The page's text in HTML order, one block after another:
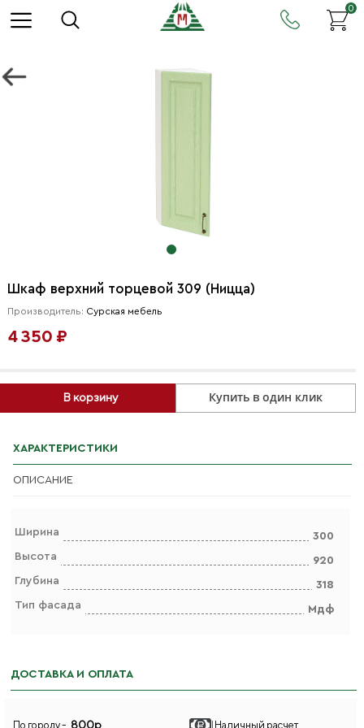
0
Шкаф верхний торцевой 309 (Ницца)
Производитель: Сурская мебель
4 350 ₽
В корзину Купить в один клик
ХАРАКТЕРИСТИКИ
ОПИСАНИЕ
Ширина
300
Высота
920
Глубина
318
Тип фасада
Мдф
ДОСТАВКА И ОПЛАТА
По городу - 800р Наличный расчет